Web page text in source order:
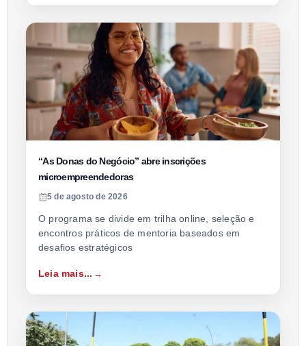
“As Donas do Negócio” abre inscrições
microempreendedoras
5 de agosto de 2026
O programa se divide em trilha online, seleção e
encontros práticos de mentoria baseados em
desafios estratégicos
Leia mais...